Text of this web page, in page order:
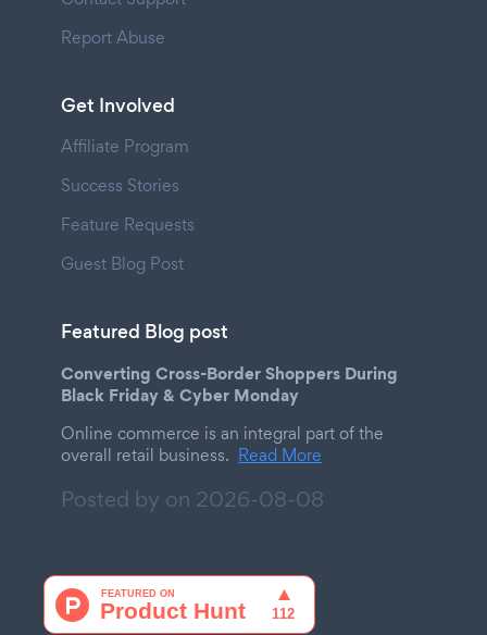
Report Abuse
Get Involved
Affiliate Program
Success Stories
Feature Requests
Guest Blog Post
Featured Blog post
Converting Cross-Border Shoppers During
Black Friday & Cyber Monday
Online commerce is an integral part of the
overall retail business. Read More
Posted by on 2026-08-08